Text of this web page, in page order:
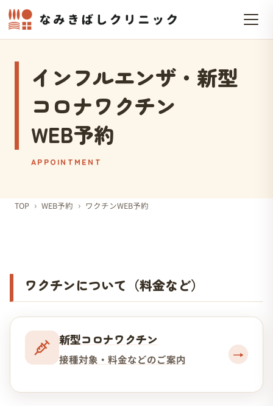
インフルエンザ・新型
コロナワクチン
WEB予約
APPOINTMENT
TOP › WEB予約 › ワクチンWEB予約
ワクチンについて（料金など）
新型コロナワクチン
接種対象・料金などのご案内 →